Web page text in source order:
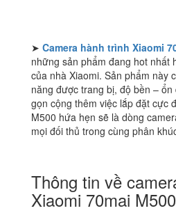
➤ Camera hành trình Xiaomi
những sản phẩm đang hot nhất
của nhà Xiaomi. Sản phẩm này
năng được trang bị, độ bền –
gọn cộng thêm việc lắp đặt cực
M500 hứa hẹn sẽ là dòng
mọi đối thủ trong cùng phân
Thông tin về
Xiaomi 70mai M500